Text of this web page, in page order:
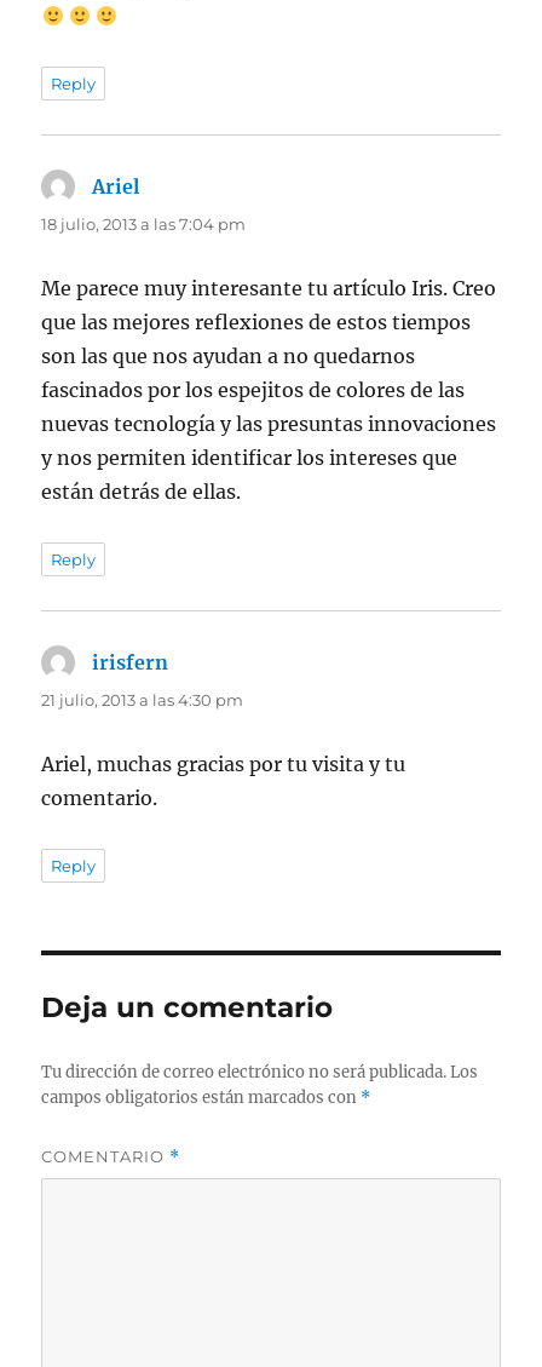
Reply
Ariel
18 julio, 2013 a las 7:04 pm
Me parece muy interesante tu artículo Iris. Creo
que las mejores reflexiones de estos tiempos
son las que nos ayudan a no quedarnos
fascinados por los espejitos de colores de las
nuevas tecnología y las presuntas innovaciones
y nos permiten identificar los intereses que
están detrás de ellas.
Reply
irisfern
21 julio, 2013 a las 4:30 pm
Ariel, muchas gracias por tu visita y tu
comentario.
Reply
Deja un comentario
Tu dirección de correo electrónico no será publicada. Los
campos obligatorios están marcados con *
COMENTARIO *